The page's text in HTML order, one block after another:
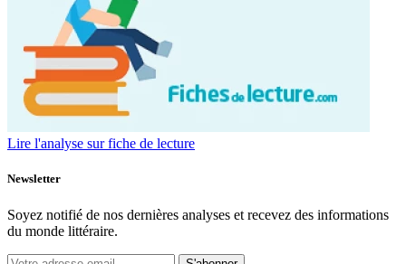
Lire l'analyse sur fiche de lecture
Newsletter
Soyez notifié de nos dernières analyses et recevez des informations
du monde littéraire.